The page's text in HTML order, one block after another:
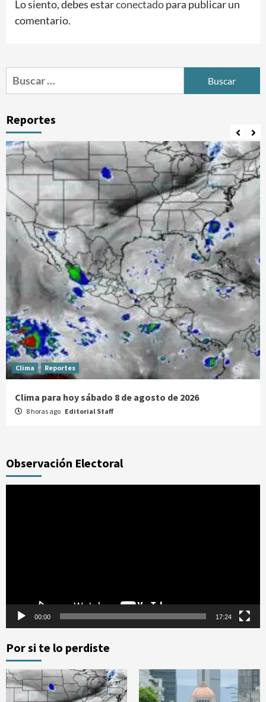
Lo siento, debes estarconectadopara publicar un
comentario.
Buscar:
Reportes
Clima Reportes
Clima para hoy sábado 8 de agosto de 2026
8 horas ago Editorial Staff
Observación Electoral
00:00 17:24
Por si te lo perdiste